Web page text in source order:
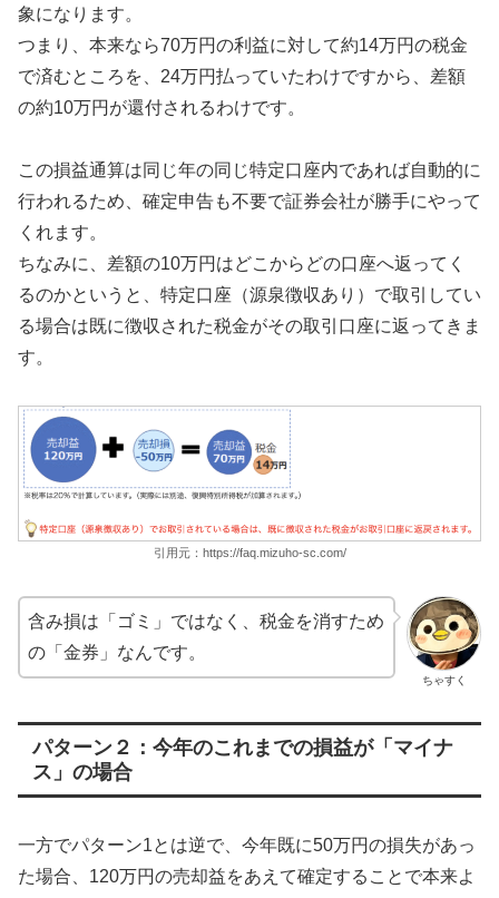
象になります。
つまり、本来なら70万円の利益に対して約14万円の税金
で済むところを、24万円払っていたわけですから、差額
の約10万円が還付されるわけです。
この損益通算は同じ年の同じ特定口座内であれば自動的に
行われるため、確定申告も不要で証券会社が勝手にやって
くれます。
ちなみに、差額の10万円はどこからどの口座へ返ってく
るのかというと、特定口座（源泉徴収あり）で取引してい
る場合は既に徴収された税金がその取引口座に返ってきま
す。
引用元：https://faq.mizuho-sc.com/
ちゃすく
含み損は「ゴミ」ではなく、税金を消すため
の「金券」なんです。
パターン２：今年のこれまでの損益が「マイナ
ス」の場合
一方でパターン1とは逆で、今年既に50万円の損失があっ
た場合、120万円の売却益をあえて確定することで本来よ